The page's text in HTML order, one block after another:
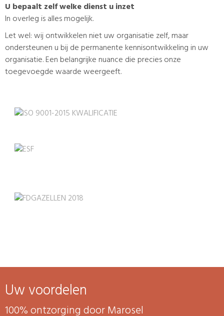
U bepaalt zelf welke dienst u inzet
In overleg is alles mogelijk.
Let wel: wij ontwikkelen niet uw organisatie zelf, maar
ondersteunen u bij de permanente kennisontwikkeling in uw
organisatie. Een belangrijke nuance die precies onze
toegevoegde waarde weergeeft.
Uw voordelen
100% ontzorging door Marosel